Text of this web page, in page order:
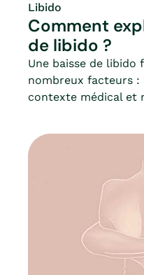
Libido
Comment
de libido ?
Une baisse de libido
nombreux facteurs
contexte médical et
la difficulté réside
repérer les limites
“normal” et le
de désir ou de
être vécu comme
les conséquences
de nombreuses